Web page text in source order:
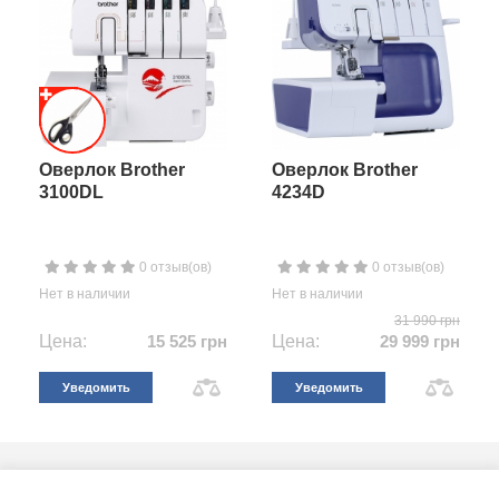
Оверлок Brother
3100DL
0 отзыв(ов)
Нет в наличии
Цена: 15 525 грн
Уведомить
Оверлок Brother
4234D
0 отзыв(ов)
Нет в наличии
31 990 грн
Цена: 29 999 грн
Уведомить